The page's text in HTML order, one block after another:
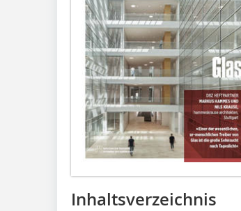
Inhaltsverzeichnis